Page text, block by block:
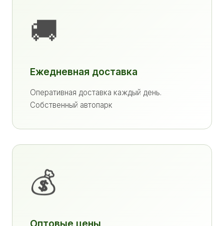
🚚
Ежедневная доставка
Оперативная доставка каждый день.
Собственный автопарк
💰
Оптовые цены